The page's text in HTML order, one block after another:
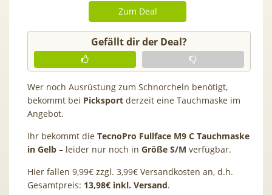
Zum Deal
Gefällt dir der Deal?
Wer noch Ausrüstung zum Schnorcheln benötigt,
bekommt bei Picksport derzeit eine Tauchmaske im
Angebot.
Ihr bekommt die TecnoPro Fullface M9 C Tauchmaske
in Gelb – leider nur noch in Größe S/M verfügbar.
Hier fallen 9,99€ zzgl. 3,99€ Versandkosten an, d.h.
Gesamtpreis: 13,98€ inkl. Versand.